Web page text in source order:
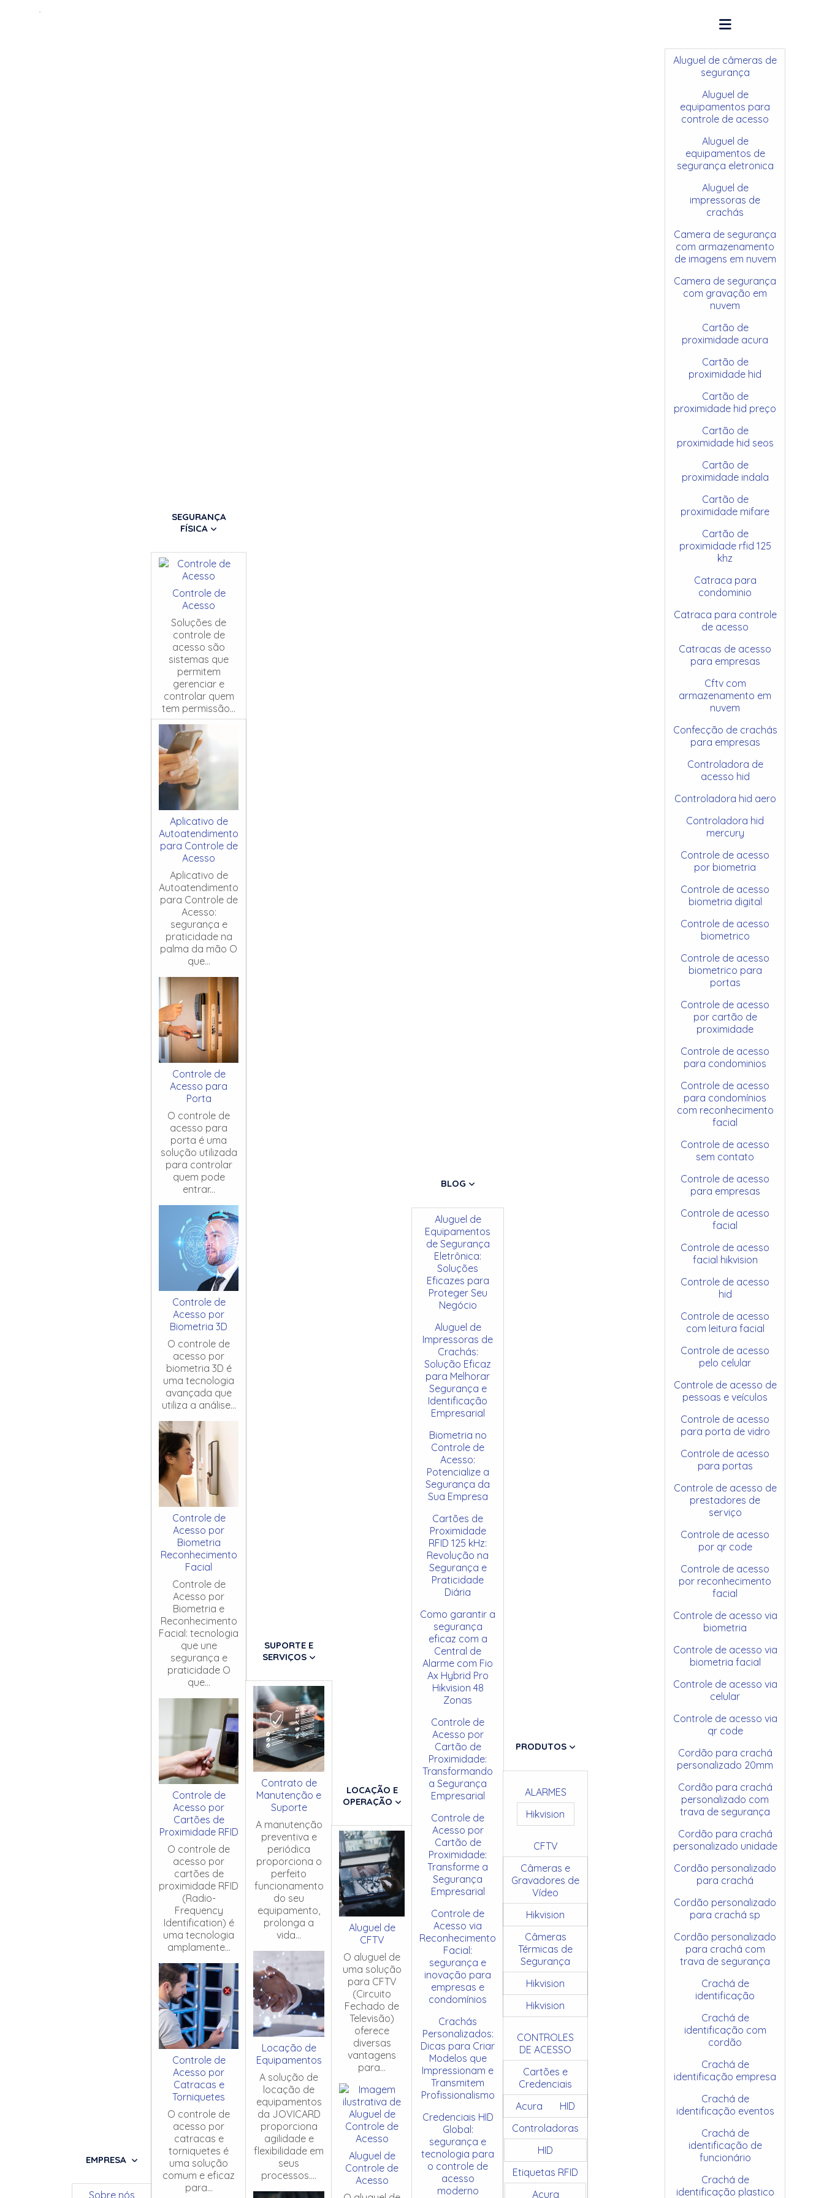
EMPRESA
Sobre nós
SEGURANÇA
FÍSICA
Controle de
Acesso
Soluções de
controle de
acesso são
sistemas que
permitem
gerenciar e
controlar quem
tem permissão...
Aplicativo de
Autoatendimento
para Controle de
Acesso
Aplicativo de
Autoatendimento
para Controle de
Acesso:
segurança e
praticidade na
palma da mão O
que...
Controle de
Acesso para
Porta
O controle de
acesso para
porta é uma
solução utilizada
para controlar
quem pode
entrar...
Controle de
Acesso por
Biometria 3D
O controle de
acesso por
biometria 3D é
uma tecnologia
avançada que
utiliza a análise...
Controle de
Acesso por
Biometria
Reconhecimento
Facial
Controle de
Acesso por
Biometria e
Reconhecimento
Facial: tecnologia
que une
segurança e
praticidade O
que...
Controle de
Acesso por
Cartões de
Proximidade RFID
O controle de
acesso por
cartões de
proximidade RFID
(Radio-
Frequency
Identification) é
uma tecnologia
amplamente...
Controle de
Acesso por
Catracas e
Torniquetes
O controle de
acesso por
catracas e
torniquetes é
uma solução
comum e eficaz
para...
SUPORTE E
SERVIÇOS
Contrato de
Manutenção e
Suporte
A manutenção
preventiva e
periódica
proporciona o
perfeito
funcionamento
do seu
equipamento,
prolonga a
vida...
Locação de
Equipamentos
A solução de
locação de
equipamentos
da JOVICARD
proporciona
agilidade e
flexibilidade em
seus
processos....
LOCAÇÃO E
OPERAÇÃO
Aluguel de
CFTV
O aluguel de
uma solução
para CFTV
(Circuito
Fechado de
Televisão)
oferece
diversas
vantagens
para...
Aluguel de
Controle de
Acesso
BLOG
Aluguel de
Equipamentos
de Segurança
Eletrônica:
Soluções
Eficazes para
Proteger Seu
Negócio
Aluguel de
Impressoras de
Crachás:
Solução Eficaz
para Melhorar
Segurança e
Identificação
Empresarial
Biometria no
Controle de
Acesso:
Potencialize a
Segurança da
Sua Empresa
Cartões de
Proximidade
RFID 125 kHz:
Revolução na
Segurança e
Praticidade
Diária
Como garantir a
segurança
eficaz com a
Central de
Alarme com Fio
Ax Hybrid Pro
Hikvision 48
Zonas
Controle de
Acesso por
Cartão de
Proximidade:
Transformando
a Segurança
Empresarial
Controle de
Acesso por
Cartão de
Proximidade:
Transforme a
Segurança
Empresarial
Controle de
Acesso via
Reconhecimento
Facial:
segurança e
inovação para
empresas e
condomínios
Crachás
Personalizados:
Dicas para Criar
Modelos que
Impressionam e
Transmitem
Profissionalismo
Credenciais HID
Global:
segurança e
tecnologia para
o controle de
acesso
moderno
PRODUTOS
ALARMES
Hikvision
CFTV
Câmeras e
Gravadores de
Vídeo
Hikvision
Câmeras
Térmicas de
Segurança
Hikvision
Hikvision
CONTROLES
DE ACESSO
Cartões e
Credenciais
Acura
HID
Controladoras
HID
Etiquetas RFID
Acura
Aluguel de câmeras de
segurança
Aluguel de
equipamentos para
controle de acesso
Aluguel de
equipamentos de
segurança eletronica
Aluguel de
impressoras de
crachás
Camera de segurança
com armazenamento
de imagens em nuvem
Camera de segurança
com gravação em
nuvem
Cartão de
proximidade acura
Cartão de
proximidade hid
Cartão de
proximidade hid preço
Cartão de
proximidade hid seos
Cartão de
proximidade indala
Cartão de
proximidade mifare
Cartão de
proximidade rfid 125
khz
Catraca para
condominio
Catraca para controle
de acesso
Catracas de acesso
para empresas
Cftv com
armazenamento em
nuvem
Confecção de crachás
para empresas
Controladora de
acesso hid
Controladora hid aero
Controladora hid
mercury
Controle de acesso
por biometria
Controle de acesso
biometria digital
Controle de acesso
biometrico
Controle de acesso
biometrico para
portas
Controle de acesso
por cartão de
proximidade
Controle de acesso
para condominios
Controle de acesso
para condomínios
com reconhecimento
facial
Controle de acesso
sem contato
Controle de acesso
para empresas
Controle de acesso
facial
Controle de acesso
facial hikvision
Controle de acesso
hid
Controle de acesso
com leitura facial
Controle de acesso
pelo celular
Controle de acesso de
pessoas e veículos
Controle de acesso
para porta de vidro
Controle de acesso
para portas
Controle de acesso de
prestadores de
serviço
Controle de acesso
por qr code
Controle de acesso
por reconhecimento
facial
Controle de acesso via
biometria
Controle de acesso via
biometria facial
Controle de acesso via
celular
Controle de acesso via
qr code
Cordão para crachá
personalizado 20mm
Cordão para crachá
personalizado com
trava de segurança
Cordão para crachá
personalizado unidade
Cordão personalizado
para crachá
Cordão personalizado
para crachá sp
Cordão personalizado
para crachá com
trava de segurança
Crachá de
identificação
Crachá de
identificação com
cordão
Crachá de
identificação empresa
Crachá de
identificação eventos
Crachá de
identificação de
funcionário
Crachá de
identificação plastico